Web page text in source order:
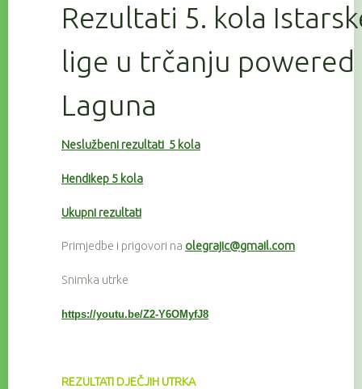
Rezultati 5. kola
lige u trčanju powered
Laguna
Neslužbeni rezultati 5 kola
Hendikep 5 kola
Ukupni rezultati
Primjedbe i prigovori na olegrajic@gmail.com
Snimka utrke
https://youtu.be/Z2-Y6OMyfJ8
REZULTATI DJEČJIH UTRKA